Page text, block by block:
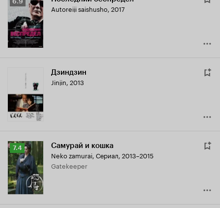
Кинопоиска
6.9
Autoreiji saishusho, 2017
Дзиндзин
Jinjin, 2013
Рейтинг
Кинопоиска
7.4
7.4 Самурай и кошка
Neko zamurai, Сериал, 2013–2015
Gatekeeper